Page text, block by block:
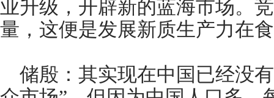
业升级，开辟新的蓝海市场。
量，这便是发展新质生产力在
储殷：其实现在中国已经没